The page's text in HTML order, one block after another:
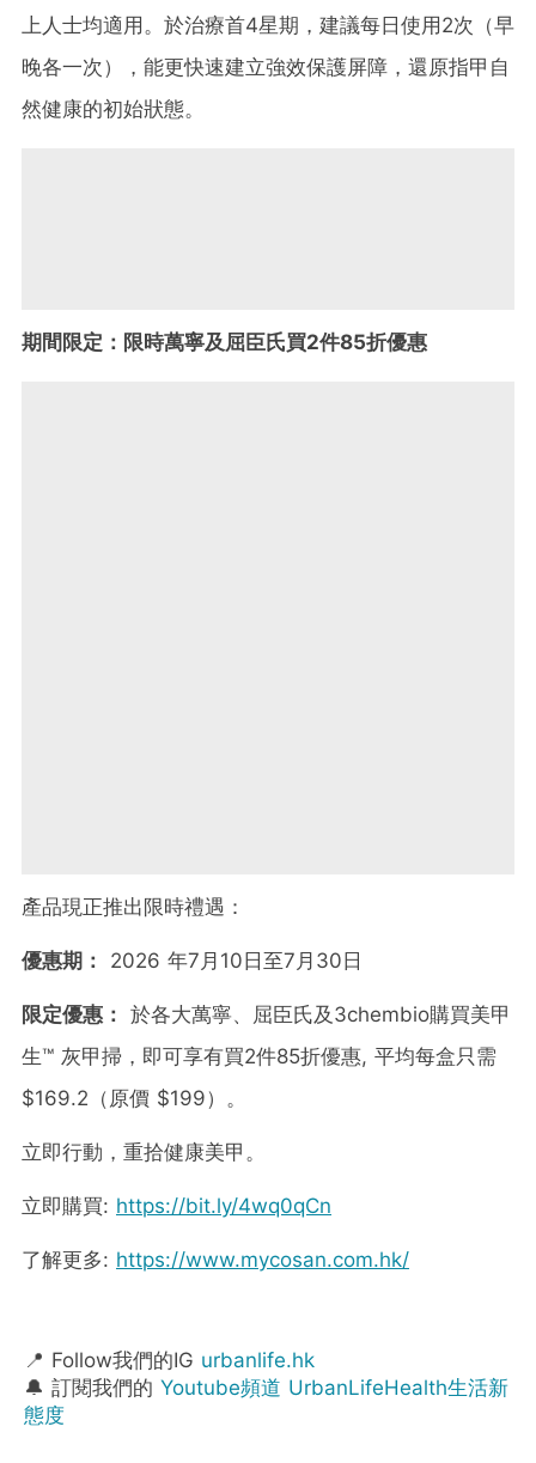
上人士均適用。於治療首4星期，建議每日使用2次（早
晚各一次），能更快速建立強效保護屏障，還原指甲自
然健康的初始狀態。
期間限定：限時萬寧及屈臣氏買2件85折優惠
產品現正推出限時禮遇：
優惠期： 2026 年7月10日至7月30日
限定優惠： 於各大萬寧、屈臣氏及3chembio購買美甲
生™ 灰甲掃，即可享有買2件85折優惠, 平均每盒只需
$169.2（原價 $199）。
立即行動，重拾健康美甲。
立即購買: https://bit.ly/4wq0qCn
了解更多: https://www.mycosan.com.hk/
📍 Follow我們的IG urbanlife.hk
🔔 訂閱我們的 Youtube頻道 UrbanLifeHealth生活新
態度